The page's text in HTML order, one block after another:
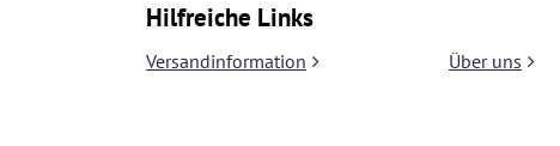
Hilfreiche Links
Versandinformation Über uns